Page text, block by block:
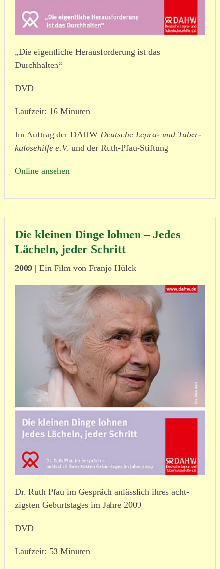
„Die eigentliche Herausforderung ist das
Durchhalten“
DVD
Laufzeit: 16 Minuten
Im Auftrag der DAHW Deutsche Lepra- und Tuber­
ku­lo­se­hilfe e.V. und der Ruth-Pfau-Stiftung
Online ansehen
Die kleinen Dinge lohnen – Jedes
Lächeln, jeder Schritt
2009| Ein Film von Franjo Hülck
Dr. Ruth Pfau im Gespräch anlässlich ihres acht­
zigsten Geburtstages im Jahre 2009
DVD
Laufzeit: 53 Minuten